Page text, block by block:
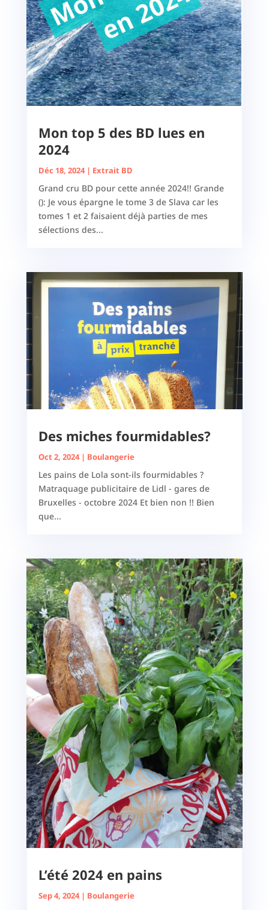
Mon top 5 des BD lues en
2024
Déc 18, 2024| Extrait BD
Grand cru BD pour cette année 2024!! Grande
(): Je vous épargne le tome 3 de Slava car les
tomes 1 et 2 faisaient déjà parties de mes
sélections des...
Des miches fourmidables?
Oct 2, 2024| Boulangerie
Les pains de Lola sont-ils fourmidables ?
Matraquage publicitaire de Lidl - gares de
Bruxelles - octobre 2024 Et bien non !! Bien
que...
L’été 2024 en pains
Sep 4, 2024| Boulangerie